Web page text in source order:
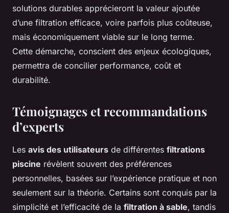
solutions durables apprécieront la valeur ajoutée
d’une filtration efficace, voire parfois plus coûteuse,
mais économiquement viable sur le long terme.
Cette démarche, conscient des enjeux écologiques,
permettra de concilier performance, coût et
durabilité.
Témoignages et recommandations
d’experts
Les avis des utilisateurs de différentes filtrations
piscine révèlent souvent des préférences
personnelles, basées sur l’expérience pratique et non
seulement sur la théorie. Certains sont conquis par la
simplicité et l’efficacité de la filtration à sable, tandis